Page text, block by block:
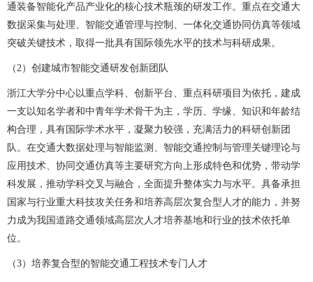
通装备智能化产品产业化的核心技术瓶颈的研发工作。重点在交通大
数据采集与处理、智能交通管理与控制、一体化交通协同仿真等领域
突破关键技术，取得一批具有国际领先水平的技术与科研成果。
（2）创建城市智能交通研发创新团队
浙江大学分中心以重点学科、创新平台、重点科研项目为依托，建成
一支以知名学者和中青年学术骨干为主，学历、学缘、知识和年龄结
构合理，具有国际学术水平，凝聚力较强，充满活力的科研创新团
队。在交通大数据处理与智能监测、智能交通控制与管理关键理论与
应用技术、协同交通仿真等主要研究方向上形成特色和优势，带动学
科发展，推动学科交叉与融合，全面提升整体实力与水平。具备承担
国家与行业重大科技攻关任务和培养高层次复合型人才的能力，并努
力成为我国道路交通领域高层次人才培养基地和行业的技术依托单
位。
（3）培养复合型的智能交通工程技术专门人才